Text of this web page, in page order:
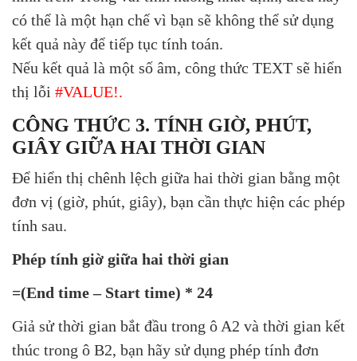
có thể là một hạn chế vì bạn sẽ không thể sử dụng
kết quả này để tiếp tục tính toán.
Nếu kết quả là một số âm, công thức TEXT sẽ hiển
thị lỗi #VALUE!.
CÔNG THỨC 3. TÍNH GIỜ, PHÚT,
GIÂY GIỮA HAI THỜI GIAN
Để hiển thị chênh lệch giữa hai thời gian bằng một
đơn vị (giờ, phút, giây), bạn cần thực hiện các phép
tính sau.
Phép tính giờ giữa hai thời gian
=(End time – Start time) * 24
Giả sử thời gian bắt đầu trong ô A2 và thời gian kết
thúc trong ô B2, bạn hãy sử dụng phép tính đơn